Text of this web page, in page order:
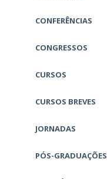
CONFERÊNCIAS
CONGRESSOS
CURSOS
CURSOS BREVES
JORNADAS
PÓS-GRADUAÇÕES